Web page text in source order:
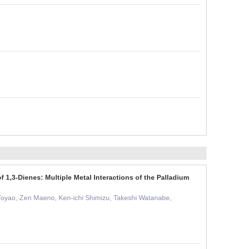
1,3-Dienes: Multiple Metal Interactions of the Palladium
Zen Maeno, Ken-ichi Shimizu, Takeshi Watanabe,